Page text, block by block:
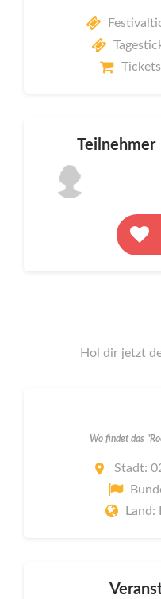
Teilnehmer
Hol dir jetzt
Wo findet das
Stadt:
Land: